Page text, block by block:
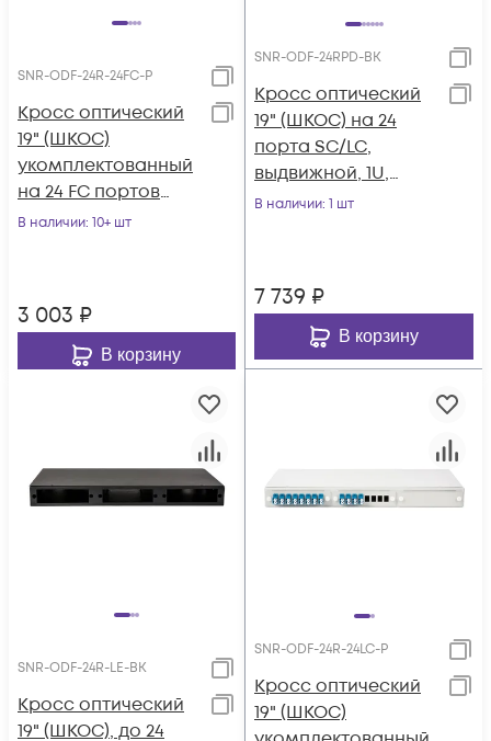
SNR-ODF-24R-24FC-P
Кросс оптический
19" (ШКОС)
укомплектованный
на 24 FC портов
(комплект с
В наличии: 10+ шт
3 003 ₽
В корзину
SNR-ODF-24RPD-BK
Кросс оптический
19" (ШКОС) на 24
порта SC/LC,
выдвижной, 1U,
черный
В наличии: 1 шт
7 739 ₽
В корзину
SNR-ODF-24R-LE-BK
Кросс оптический
19" (ШКОС), до 24
SNR-ODF-24R-24LC-P
Кросс оптический
19" (ШКОС)